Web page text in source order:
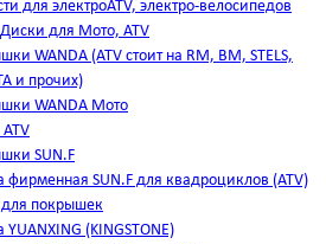
для электроATV, электро-велосипедов
для Мото, ATV
WANDA (АТV стоит на RM, BM, STELS,
и прочих)
WANDA Мото
SUN.F
фирменная SUN.F для квадроциклов (АТV)
покрышек
YUANXING (KINGSTONE)